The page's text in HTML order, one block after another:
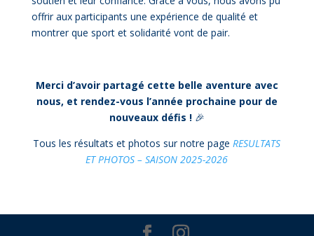
offrir aux participants une expérience de qualité et
montrer que sport et solidarité vont de pair.
Merci d’avoir partagé cette belle aventure avec
nous, et rendez-vous l’année prochaine pour de
nouveaux défis !🎉
Tous les résultats et photos sur notre pageRESULTATS
ET PHOTOS – SAISON 2025-2026